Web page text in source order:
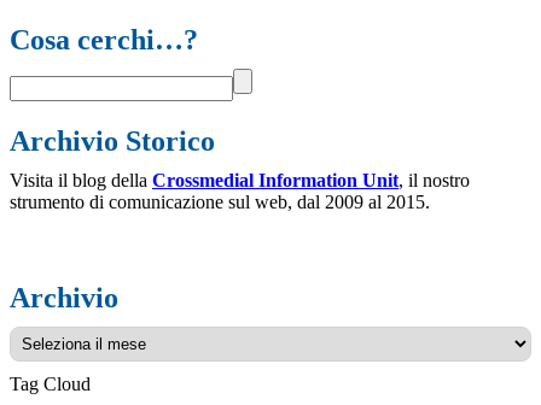
Cosa cerchi…?
Archivio Storico
Visita il blog della Crossmedial Information Unit, il nostro
strumento di comunicazione sul web, dal 2009 al 2015.
Archivio
Archivio
Tag Cloud